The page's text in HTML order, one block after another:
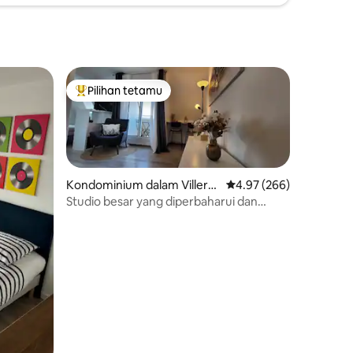
Pilihan utama tetamu
Pilihan tetamu
Kondominium dalam Villers-
sur-Mer
Penarafan purata 4.97
4.97 (266)
Studio besar yang diperbaharui dan